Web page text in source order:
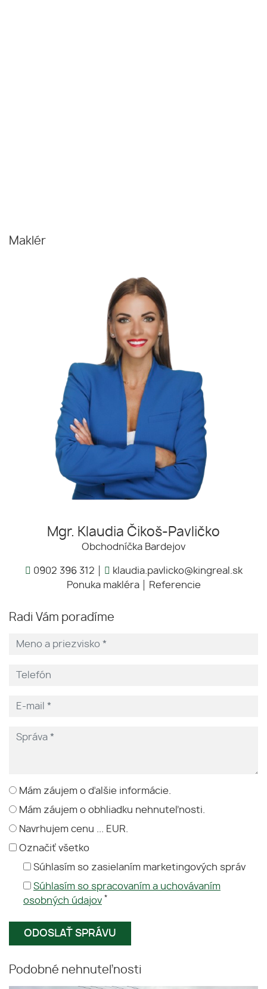
Maklér
Mgr. Klaudia Čikoš-Pavličko
Obchodníčka Bardejov
0902 396 312
klaudia.pavlicko@kingreal.sk
Ponuka makléra
Referencie
Radi Vám poradíme
Mám záujem o ďalšie informácie.
Mám záujem o obhliadku nehnuteľnosti.
Navrhujem cenu ... EUR.
Označiť všetko
Súhlasím so zasielaním marketingových správ
Súhlasím so spracovaním a uchovávaním
osobných údajov *
Podobné nehnuteľnosti